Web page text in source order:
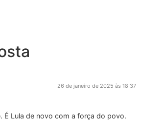
26 de janeiro de 2025 às 18:37
É Lula de novo com a força do povo.